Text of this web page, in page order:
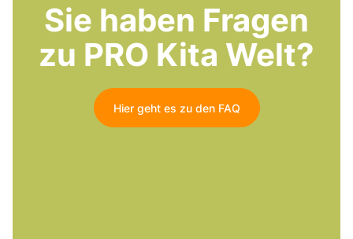
Sie haben Fragen
zu PRO Kita Welt?
Hier geht es zu den FAQ